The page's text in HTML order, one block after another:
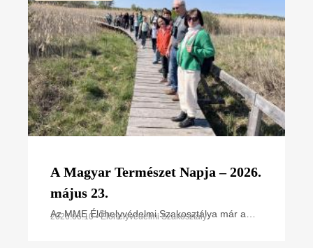
A Magyar Természet Napja – 2026.
május 23.
Az MME Élőhelyvédelmi Szakosztálya már a
2026.06.10 • Élőhelyvédelmi Szakosztály